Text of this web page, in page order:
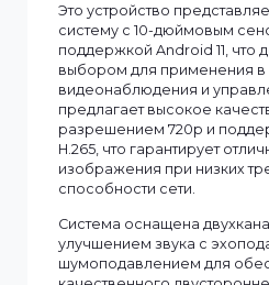
Описание
Устройство
доступа с Android 11
Это устройство
систему с 10-дюймовым
выбором для
видеонаблюдения и
предлагает высокое